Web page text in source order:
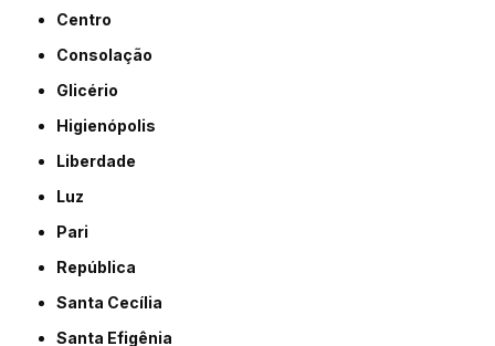
Centro
Consolação
Glicério
Higienópolis
Liberdade
Luz
Pari
República
Santa Cecília
Santa Efigênia